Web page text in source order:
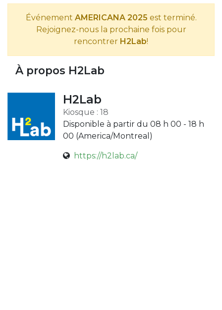
Événement AMERICANA 2025 est terminé.
Rejoignez-nous la prochaine fois pour
rencontrer H2Lab!
À propos H2Lab
H2Lab
Kiosque : 18
Disponible à partir du 08 h 00 - 18 h
00 (America/Montreal )
https://h2lab.ca/